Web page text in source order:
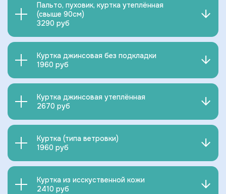
Пальто, пуховик, куртка утеплённая
(свыше 90см)
3290 руб
Куртка джинсовая без подкладки
1960 руб
Куртка джинсовая утеплённая
2670 руб
Куртка (типа ветровки)
1960 руб
Куртка из исскуственной кожи
2410 руб